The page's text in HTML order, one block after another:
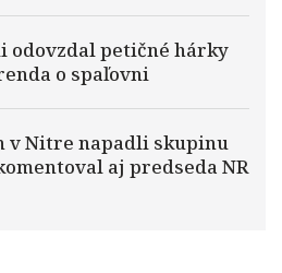
odovzdal petičné hárky
o spaľovni
v Nitre napadli skupinu
aj predseda NR